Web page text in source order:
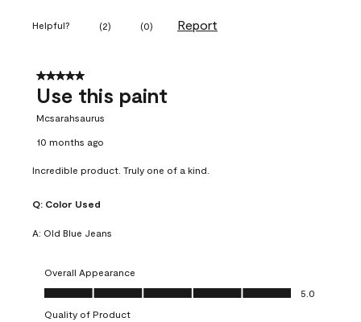
Helpful? (2) (0) Report
5 out of 5 stars.
Use this paint
Mcsarahsaurus
10 months ago
Incredible product. Truly one of a kind.
Q: Color Used
A: Old Blue Jeans
Overall Appearance
Overall Appearance, 5.0 out of 5
5.0
Quality of Product